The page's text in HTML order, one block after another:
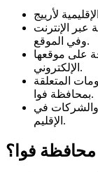
عبر الإنترنت
وفي الموقع.
على موقعها
الإلكتروني.
المتعلقة
بمحافظة فوا.
والشركات في
الإقليم.
فوا؟